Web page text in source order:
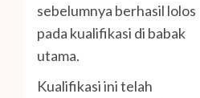
sebelumnya berhasil lolos
pada kualifikasi di babak
utama.
Kualifikasi ini telah